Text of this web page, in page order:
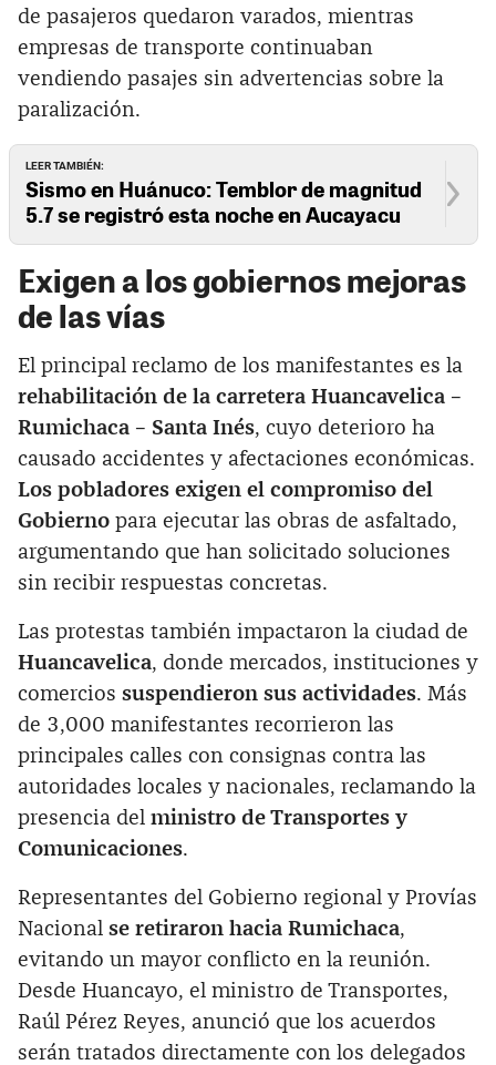
de pasajeros quedaron varados, mientras
empresas de transporte continuaban
vendiendo pasajes sin advertencias sobre la
paralización.
LEER TAMBIÉN:
Sismo en Huánuco: Temblor de magnitud
5.7 se registró esta noche en Aucayacu
Exigen a los gobiernos mejoras
de las vías
El principal reclamo de los manifestantes es la
rehabilitación de la carretera Huancavelica –
Rumichaca – Santa Inés, cuyo deterioro ha
causado accidentes y afectaciones económicas.
Los pobladores exigen el compromiso del
Gobierno para ejecutar las obras de asfaltado,
argumentando que han solicitado soluciones
sin recibir respuestas concretas.
Las protestas también impactaron la ciudad de
Huancavelica, donde mercados, instituciones y
comercios suspendieron sus actividades. Más
de 3,000 manifestantes recorrieron las
principales calles con consignas contra las
autoridades locales y nacionales, reclamando la
presencia del ministro de Transportes y
Comunicaciones.
Representantes del Gobierno regional y Provías
Nacional se retiraron hacia Rumichaca,
evitando un mayor conflicto en la reunión.
Desde Huancayo, el ministro de Transportes,
Raúl Pérez Reyes, anunció que los acuerdos
serán tratados directamente con los delegados